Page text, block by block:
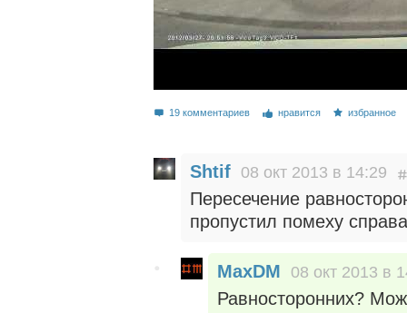
19 комментариев нравится избранное
Shtif 08 окт 2013 в 14:29
Пересечение
пропустил помеху
MaxDM 08 окт 2013 в
Равносторонних?